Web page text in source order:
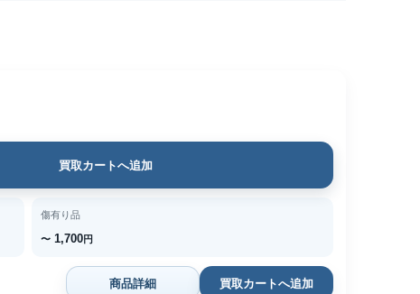
買取カートへ追加
傷有り品
〜 1,700円
商品詳細 買取カートへ追加